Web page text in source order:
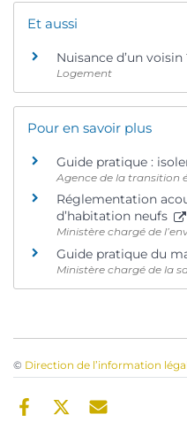
Et aussi
Nuisance d’un voisin
Logement
Pour en savoir plus
Guide pratique :
Agence de la transition
Réglementation
d’habitation neufs
Ministère chargé de
Guide pratique du
Ministère chargé de la
© Direction de l’information